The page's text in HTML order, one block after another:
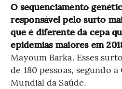
O sequenciamento
responsável pelo surto
que é diferente da cepa
epidemias maiores em
Mayoum Barka. Esses
de 180 pessoas, segundo
Mundial da Saúde.